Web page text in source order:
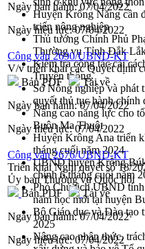
Huyện Krông Năng cần
triển nông nghiệp
Thủ tướng Chính Phủ
Thường vụ Tỉnh Đắk
Kiểm tra công tác cải
Truyền thông
Sở Nông nghiệp và phát
quyết thủ tục hành chính
Nâng cao năng lực cho
Buôn Ma Thuột
Huyện Krông Ana triển
tháng cuối năm 2024
UBND huyện Krông
chính 6 tháng cuối năm
Phó Chủ tịch UBND
năm học mới tại huyện
Bộ Giáo dục và Đào tạo
2025
Nâng cao nhận thức,
Ngày ban hành:07/04/2022
Ngày hiệu lực:07/04/2022
Công văn 2690/UBND-KT
V/v triển khai các Quyết định
Bản PDF
Tải về
Ngày ban hành:07/04/2022
Ngày hiệu lực:07/04/2022
Công văn 2676/UBND-KT
Triển khai Nghị quyết số 18/
Ủy ban Thường vụ Quốc hội
Bản PDF
Tải về
Ngày ban hành:07/04/2022
Ngày hiệu lực:07/04/2022